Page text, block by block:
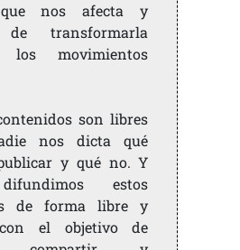
nos afecta y
de transformarla
movimientos
son libres
nos dicta qué
y qué no. Y
estos
de forma libre y
el objetivo de